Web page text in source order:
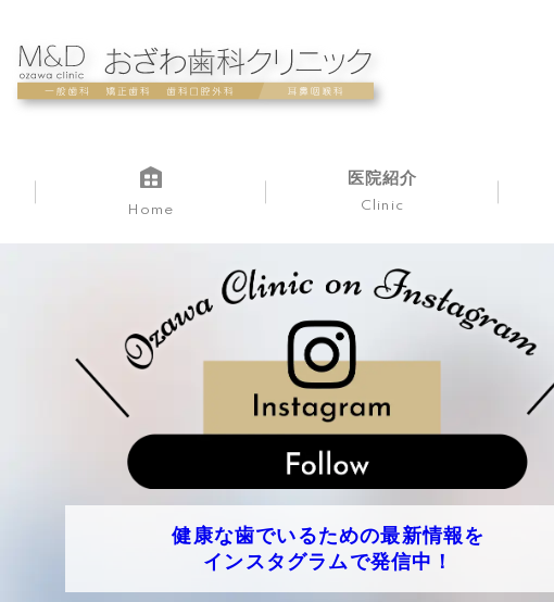
Home
医院紹介
Clinic
健康な歯でいるための最新情報を
インスタグラムで発信中！